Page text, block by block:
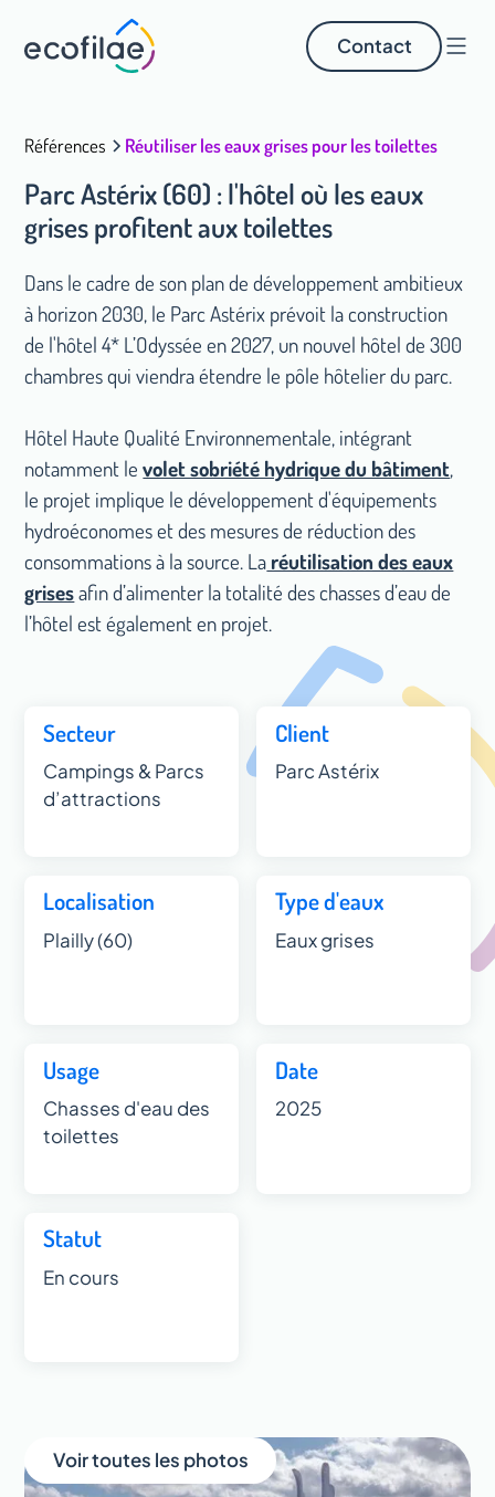
Contact
Références Réutiliser les eaux grises pour les toilettes
Parc Astérix (60) : l'hôtel où les eaux
grises profitent aux toilettes
Dans le cadre de son plan de développement ambitieux
à horizon 2030, le Parc Astérix prévoit la construction
de l'hôtel4* L’Odyssée en 2027, un nouvel hôtel de 300
chambres qui viendra étendre le pôle hôtelier du parc.
Hôtel Haute Qualité Environnementale, intégrant
notamment levolet sobriété hydrique du bâtiment,
le projet implique le développement d'équipements
hydroéconomes et des mesures de réduction des
consommations à la source. La réutilisation des eaux
grisesafin d’alimenter la totalité des chasses d’eau de
l’hôtel est également en projet.
Secteur
Campings & Parcs
d’attractions
Client
Parc Astérix
Localisation
Plailly (60)
Type d'eaux
Eaux grises
Usage
Chasses d'eau des
toilettes
Date
2025
Statut
En cours
Voir toutes les photos